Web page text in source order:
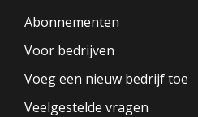
Abonnementen
Voor bedrijven
Voeg een nieuw bedrijf toe
Veelgestelde vragen